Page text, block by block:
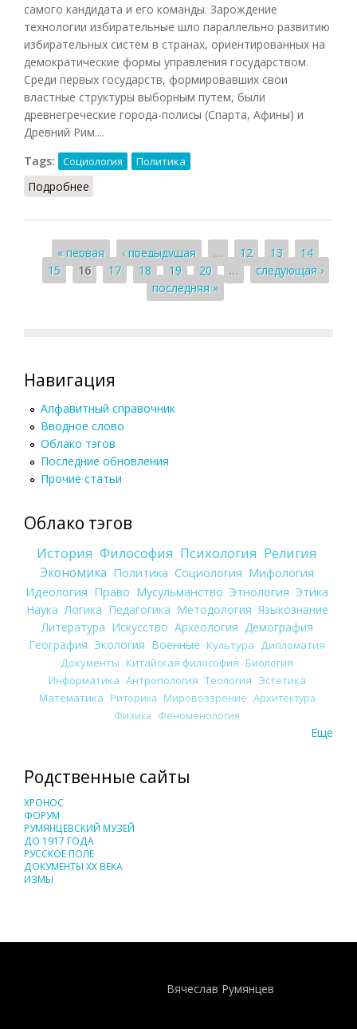
самого кандидата и его команды. Зарождение
технологии избирательные шло параллельно развитию
избирательных систем в странах, ориентированных на
демократические формы управления государством.
Среди первых государств, формировавших свои
властные структуры выборным путем, были
древнегреческие города-полисы (Спарта, Афины) и
Древний Рим....
Tags:
Социология Политика
Подробнее
Страницы
« первая ‹ предыдущая … 12 13
14
15
16 17 18 19 20 …
следующая ›
последняя »
Навигация
Алфавитный справочник
Вводное слово
Облако тэгов
Последние обновления
Прочие статьи
Облако тэгов
История Философия Психология Религия
Экономика Политика Социология Мифология
Идеология Право Мусульманство Этнология Этика
Наука Логика Педагогика Методология Языкознание
Литература Искусство Археология Демография
География Экология Военные Культура
Дипломатия
Документы Китайская философия Биология
Информатика Антропология Теология Эстетика
Математика Риторика Мировоззрение Архитектура
Физика Феноменология
Еще
Родственные сайты
ХРОНОС
ФОРУМ
РУМЯНЦЕВСКИЙ МУЗЕЙ
ДО 1917 ГОДА
РУССКОЕ ПОЛЕ
ДОКУМЕНТЫ XX ВЕКА
ИЗМЫ
Вячеслав Румянцев